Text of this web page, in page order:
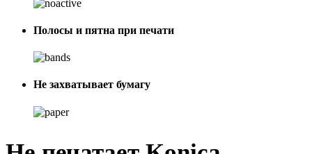
Полосы и пятна при печати
Не захватывает бумагу